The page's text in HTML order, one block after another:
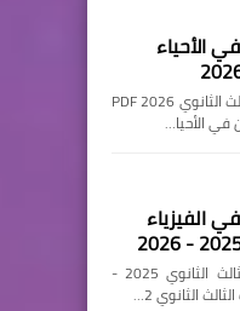
الأحياء
📘 تحميل كتاب الامتحان في الأحياء الصف الثالث الثانوي 2026 PDF
في الأحيا…
الفيزياء
تحميل كتاب الامتحان في الفيزياء للصف الثالث الثانوي 2025 -